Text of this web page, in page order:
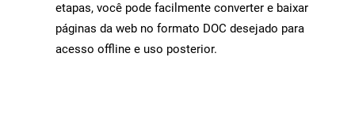
etapas, você pode facilmente converter e baixar
páginas da web no formato DOC desejado para
acesso offline e uso posterior.